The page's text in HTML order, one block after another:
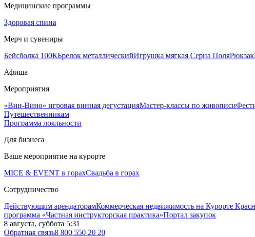
Медицинские программы
Здоровая спина
Мерч и сувениры
Бейсболка 100КБрелок металлическийИгрушка мягкая Серна ПоляРюкзак
Афиша
Мероприятия
«Вин-Вино» игровая винная дегустацияМастер-классы по живописи
Путешественникам
Программа лояльности
Для бизнеса
Ваше мероприятие на курорте
MICE & EVENT в горахСвадьба в горах
Сотрудничество
Действующим арендаторамКоммерческая недвижимость на Курорте
программа «Частная инструкторская практика»Портал закупок
8 августа, суббота 5:31
Обратная связь8 800 550 20 20